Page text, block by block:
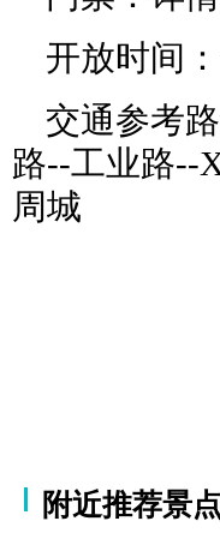
开放时间
交通参考
路--工业路--
周城
附近推荐景点